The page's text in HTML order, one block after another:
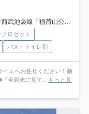
西武池袋線「稲荷山公園」駅 徒歩36分
ロゼット
バス・トイレ別
イエへお任せください！新
今週末に見て... もっと見